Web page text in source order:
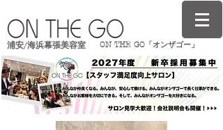
浦安/海浜幕張美容室 ON THE GO「オンザゴー」